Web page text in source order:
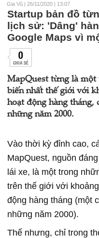
Gia Vũ | 26/11/2020 | 13:07
Startup bản đồ
lịch sử: 'Dâng'
Google Maps vì
0
CHIA SẺ
MapQuest từng là
biến nhất thế giới với
hoạt động hàng tháng,
những năm 2000.
Vào thời kỳ đỉnh cao,
MapQuest, nguồn
lái xe, là một trong
trên thế giới với
động hàng tháng (một
những năm 2000).
Thế nhưng, chỉ trong